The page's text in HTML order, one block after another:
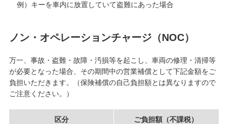
例）キーを車内に放置していて盗難にあった場合
ノン・オペレーションチャージ（NOC）
万一、事故・盗難・故障・汚損等を起こし、車両の修理・清掃等
が必要となった場合、その期間中の営業補償として下記金額をご
負担いただきます。（保険補償の自己負担額とは異なりますので
ご注意ください。）
区分 ご負担額（不課税）